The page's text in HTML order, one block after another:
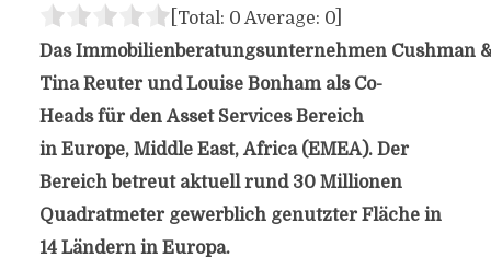
[Total: 0 Average: 0]
Das Immobilienberatungsunternehmen Cushman
Tina Reuter und Louise Bonham als Co-
Heads für den Asset Services Bereich
in Europe, Middle East, Africa (EMEA). Der
Bereich betreut aktuell rund 30 Millionen
Quadratmeter gewerblich genutzter Fläche in
14 Ländern in Europa.